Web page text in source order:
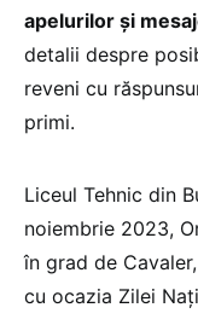
apelurilor și
detalii despre
reveni cu
primi.
Liceul Tehnic din
noiembrie 2023,
în grad de
cu ocazia Zilei